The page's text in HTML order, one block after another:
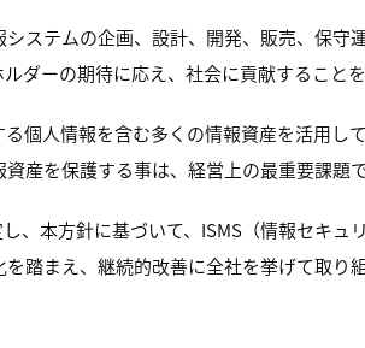
ステムの企画、設計、開発、販売、保守
ダーの期待に応え、社会に貢献することを
個人情報を含む多くの情報資産を活用し
産を保護する事は、経営上の最重要課題
、本方針に基づいて、ISMS（情報セキュ
踏まえ、継続的改善に全社を挙げて取り